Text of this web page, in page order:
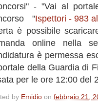
- "Vai al
"Ispettori - 983
è possibile
online nella
è permessa
della Guardia di
per le ore 12:00 del
by Emidio on febbraio 21,